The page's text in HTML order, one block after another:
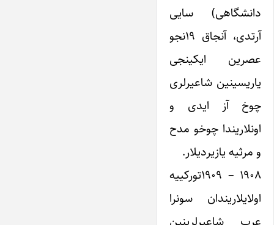
دانشگاهی) سایی
آرتدی، آنجاق ۱۹نجو
عصرین ایکینجی
یاریسینین شاعیرلری
چوخ آز ایدی و
اونلاریندا چوخو مدح
و مرثیه یازیردیلار.
۱۹۰۸ – ۱۹۰۹تورکییه
اولایلاریندان سونرا
عرب شاعیرلرینین